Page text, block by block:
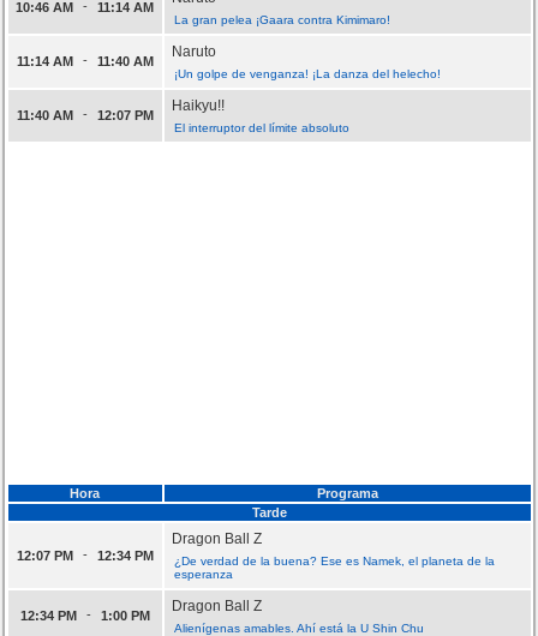
10:46 AM - 11:14 AM
La gran pelea ¡Gaara contra Kimimaro!
11:14 AM - 11:40 AM
Naruto
¡Un golpe de venganza! ¡La danza del helecho!
11:40 AM - 12:07 PM
Haikyu!!
El interruptor del límite absoluto
Hora
Programa
Tarde
12:07 PM - 12:34 PM
Dragon Ball Z
¿De verdad de la buena? Ese es Namek, el planeta de la
esperanza
12:34 PM - 1:00 PM
Dragon Ball Z
Alienígenas amables. Ahí está la U Shin Chu